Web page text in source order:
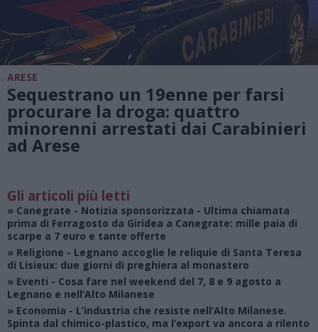
ARESE
Sequestrano un 19enne per farsi
procurare la droga: quattro
minorenni arrestati dai Carabinieri
ad Arese
Gli articoli più letti
» Canegrate - Notizia sponsorizzata - Ultima chiamata
prima di Ferragosto da Giridea a Canegrate: mille paia di
scarpe a 7 euro e tante offerte
» Religione - Legnano accoglie le reliquie di Santa Teresa
di Lisieux: due giorni di preghiera al monastero
» Eventi - Cosa fare nel weekend del 7, 8 e 9 agosto a
Legnano e nell’Alto Milanese
» Economia - L’industria che resiste nell’Alto Milanese.
Spinta dal chimico-plastico, ma l’export va ancora a rilento